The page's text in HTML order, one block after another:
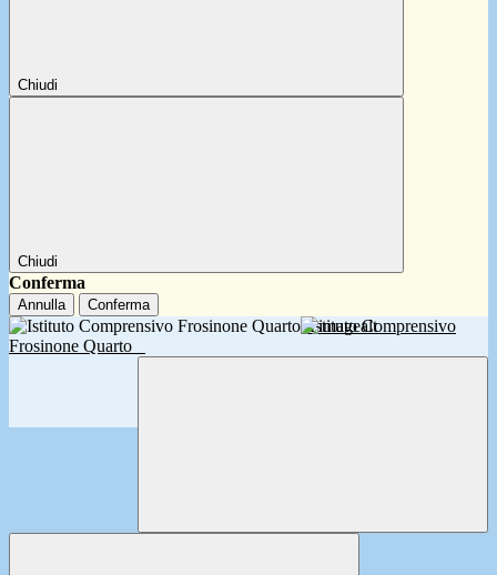
Chiudi
Chiudi
Conferma
Annulla Conferma
Istituto Comprensivo
Frosinone Quarto